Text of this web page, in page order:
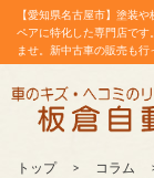
【愛知県名古屋市】塗装
ペアに特化した専門店で
ませ。新中古車の販売も
トップ コラム